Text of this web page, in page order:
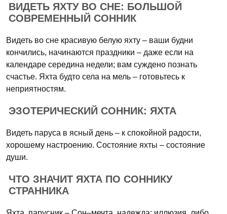
ВИДЕТЬ ЯХТУ ВО СНЕ: БОЛЬШОЙ
СОВРЕМЕННЫЙ СОННИК
Видеть во сне красивую белую яхту – ваши будни
кончились, начинаются праздники – даже если на
календаре середина недели; вам суждено познать
счастье. Яхта будто села на мель – готовьтесь к
неприятностям.
ЭЗОТЕРИЧЕСКИЙ СОННИК: ЯХТА
Видеть паруса в ясный день – к спокойной радости,
хорошему настроению. Состояние яхты – состояние
души.
ЧТО ЗНАЧИТ ЯХТА ПО СОННИКУ
СТРАННИКА